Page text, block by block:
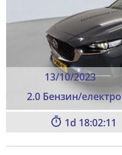
13/10/2023
2.0 Бензин/електро
1 18:02:11